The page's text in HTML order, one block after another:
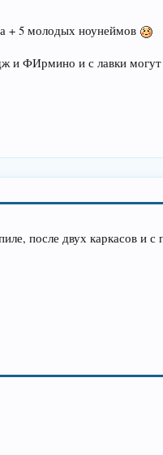
+ 5 молодых ноунеймов
и ФИрмино и с лавки
после двух каркасов и